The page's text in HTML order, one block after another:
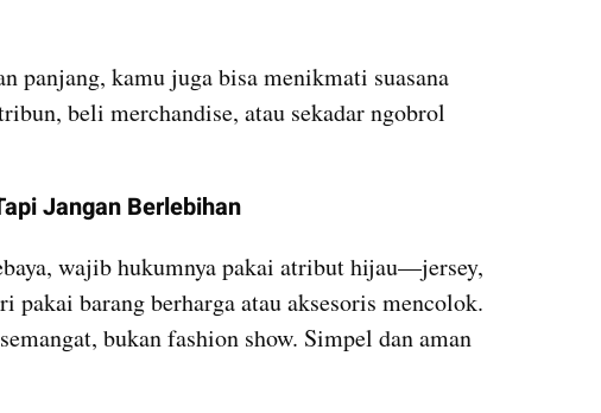
panjang, kamu juga bisa menikmati suasana
beli merchandise, atau sekadar ngobrol
Jangan Berlebihan
wajib hukumnya pakai atribut hijau—jersey,
pakai barang berharga atau aksesoris mencolok.
bukan fashion show. Simpel dan aman